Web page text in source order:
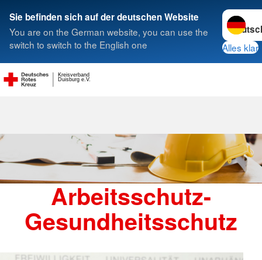
Sie befinden sich auf der deutschen Website
You are on the German website, you can use the
switch to switch to the English one
Sprache
Alles klar
Duisburg e.V.
Kreisverband
Suche
Arbeitsschutz-
Gesundheitsschutz